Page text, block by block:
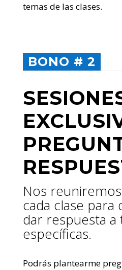
temas de las clases.
BONO # 2
Nos
cada clase para
dar respuesta
específicas.
Podrás plantearme